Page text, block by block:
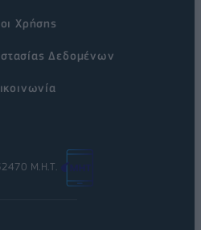
Χρήσης
Δεδομένων
Μ.Η.Τ.